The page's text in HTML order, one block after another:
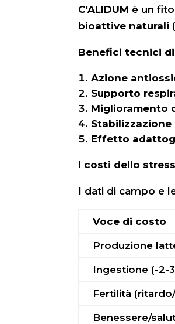
C'ALIDUM è un
bioattive naturali
Benefici tecnici di
Azione
Supporto
Miglioramento
Effetto
I costi dello
I dati di campo e
Voce di costo
Produzione
Ingestione (-2-
Fertilità
Benessere/